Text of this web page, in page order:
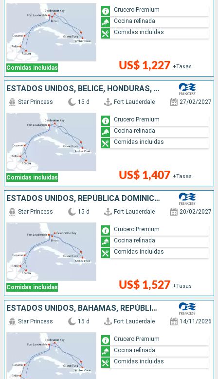
Comidas incluidas US$ 1,227 +Tasas
Crucero Premium
Cocina refinada
Comidas incluidas
ESTADOS UNIDOS, BELICE, HONDURAS, MÉXICO, REPÚBLICA DOMINICANA, BAHAMAS
Comidas incluidas
Star Princess 15 d Fort Lauderdale 27/02/2027
US$ 1,407 +Tasas
Crucero Premium
Cocina refinada
Comidas incluidas
ESTADOS UNIDOS, REPÚBLICA DOMINICANA, BAHAMAS, BELICE, HONDURAS, MÉXICO
Comidas incluidas
Star Princess 15 d Fort Lauderdale 20/02/2027
US$ 1,527 +Tasas
Crucero Premium
Cocina refinada
Comidas incluidas
ESTADOS UNIDOS, BAHAMAS, REPÚBLICA DOMINICANA, HONDURAS, BELICE, MÉXICO
Star Princess 15 d Fort Lauderdale 14/11/2026
Crucero Premium
Cocina refinada
Comidas incluidas